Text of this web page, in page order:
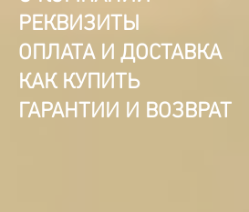
РЕКВИЗИТЫ
ОПЛАТА И ДОСТАВКА
КАК КУПИТЬ
ГАРАНТИИ И ВОЗВРАТ